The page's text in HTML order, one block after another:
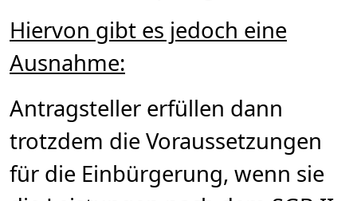
Hiervon gibt es jedoch eine
Ausnahme:
Antragsteller erfüllen dann
trotzdem die Voraussetzungen
für die Einbürgerung, wenn sie